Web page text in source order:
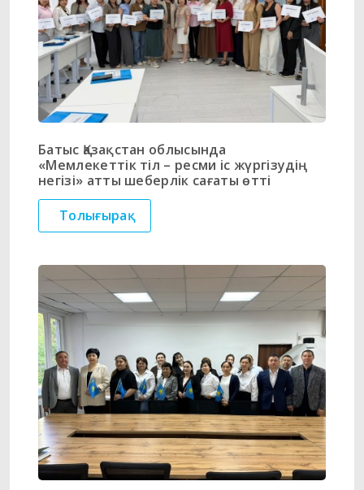
Батыс Қазақстан облысында
«Мемлекеттік тіл – ресми іс жүргізудің
негізі» атты шеберлік сағаты өтті
Толығырақ